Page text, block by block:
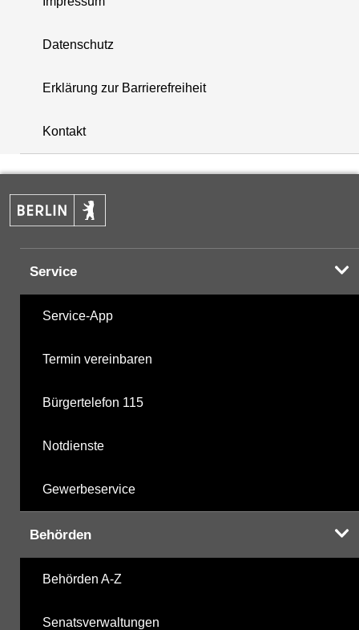
+
−
Datenschutz
Erklärung zur Barrierefreiheit
Kontakt
Service
Service-App
Termin vereinbaren
Bürgertelefon 115
Notdienste
Gewerbeservice
Behörden
Behörden A-Z
Senatsverwaltungen